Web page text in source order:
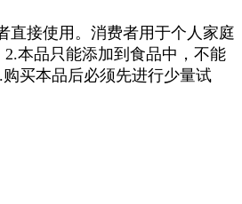
直接使用。消费者用于个人家庭
本品只能添加到食品中，不能
买本品后必须先进行少量试